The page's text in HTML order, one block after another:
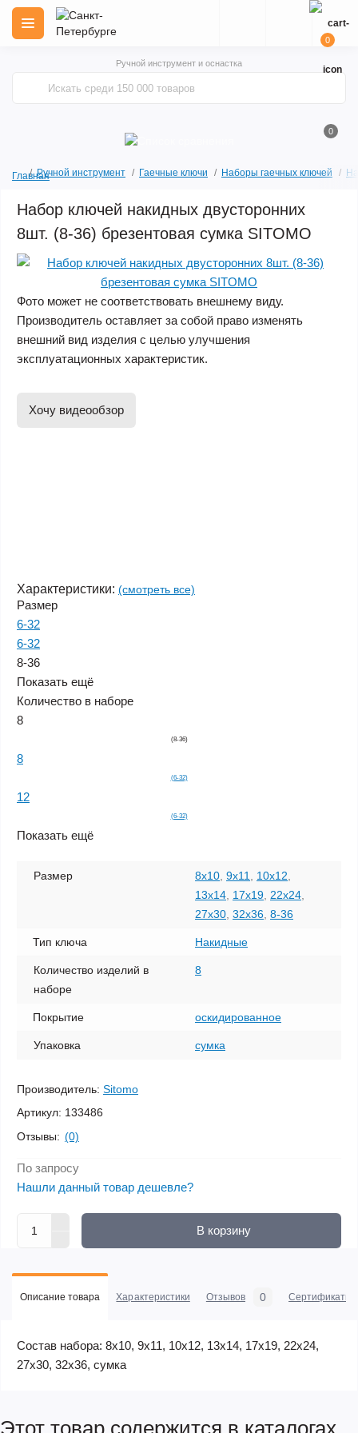
Ручной инструмент и оснастка
0
0
ГлавнаяРучной инструмент Гаечные ключи Наборы гаечных ключей
Набор ключей накидных двусторонних
8шт. (8-36) брезентовая сумка SITOMO
Фото может не соответствовать внешнему виду.
Производитель оставляет за собой право изменять
внешний вид изделия с целью улучшения
эксплуатационных характеристик.
Хочу видеообзор
Характеристики: (смотреть все)
Размер
6-32
6-32
8-36
Показать ещё
Количество в наборе
8
(8-36)
8
(6-32)
12
(6-32)
Показать ещё
Размер 8х10, 9х11, 10х12,
13х14, 17х19, 22х24,
27х30, 32х36, 8-36
Тип ключа Накидные
Количество изделий в
наборе
8
Покрытие оскидированное
Упаковка сумка
Производитель: Sitomo
Артикул: 133486
Отзывы: (0)
По запросу
Нашли данный товар дешевле?
В корзину
Описание товара Характеристики Отзывов 0 Сертификаты
Состав набора: 8х10, 9х11, 10х12, 13х14, 17х19, 22х24,
27х30, 32х36, сумка